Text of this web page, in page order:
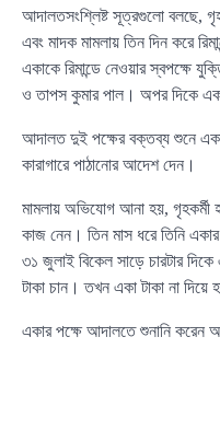
আদালতসংশ্লিষ্ট সূত্রগুলো বলছে,
এবং মাদক মামলায় তিন দিন করে
একাকে রিমান্ডে নেওয়ার স্বপক্ষে
ও তাপস কুমার পাল। অপর দিকে
আদালত দুই পক্ষের বক্তব্য শুনে
কারাগারে পাঠানোর আদেশ দেন।
মামলায় অভিযোগ আনা হয়, গৃহকর্মী
কাজ নেন। তিন মাস ধরে তিনি
৩১ জুলাই বিকেল সাড়ে চারটার
টাকা চান। তখন একা টাকা না
একার পক্ষে আদালতে শুনানি করেন